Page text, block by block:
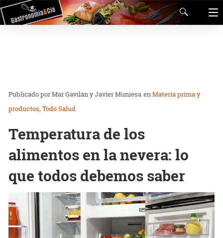
Mar Gavilán y Javier Muniesa enMateria prima y
productos Todo Salud
Temperatura de los
alimentos en la nevera: lo
que todos debemos saber